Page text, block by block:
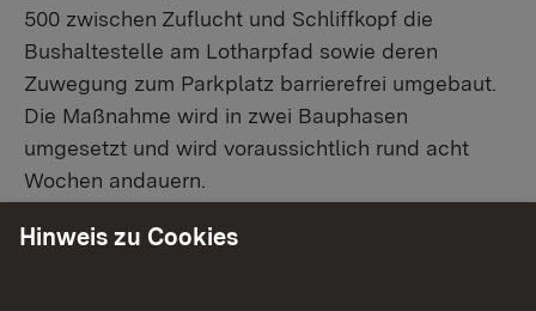
500 zwischen Zuflucht und Schliffkopf die
Bushaltestelle am Lotharpfad sowie deren
Zuwegung zum Parkplatz barrierefrei umgebaut.
Die Maßnahme wird in zwei Bauphasen
umgesetzt und wird voraussichtlich rund acht
Wochen andauern.
Hinweis zu Cookies